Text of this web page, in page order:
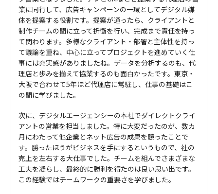
業に同行して、広告キャンペーンの一環としてデジタル媒
体を提案する役割です。提案が通ったら、クライアントと
制作チームの間に立って折衝を行い、完成まで責任を持っ
て関わります。多様なクライアント・部署と主体性を持っ
て議論を重ね、中心に立ってプロジェクトを進めていく仕
事には充実感がありましたね。データを分析するのも、代
理店と歩みを揃えて協業するのも面白かったです。東京・
大阪で合わせて5年ほど代理店に常駐し、仕事の基礎はこ
の間に学びました。
次に、デジタルエージェンシーの本社でダイレクトクライ
アントの営業を担当しました。特に大変だったのが、数カ
月にわたって他企業とネット広告の成果を競ったことで
す。勝ったほうがビジネスを手にするというもので、社の
売上を左右する大仕事でした。チームを組んでさまざまな
工夫を凝らし、最終的に勝利を得たのは良い思い出です。
この経験ではチームワークの重要さを学びました。